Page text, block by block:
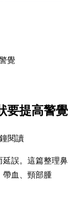
覺
要提高警覺
閱讀
延誤。這篇整理鼻
血、頸部腫